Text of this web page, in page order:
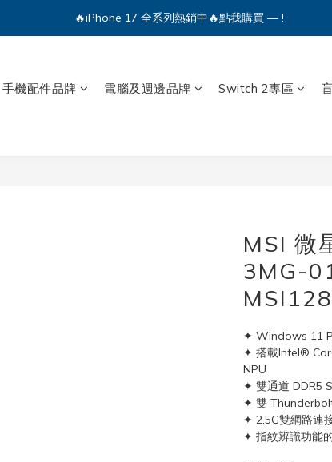
🔥iPhone 17 全系列熱銷中🔥點我購買 — !
💕加入Q哥 Line 新好友領優惠券！🎫
手機配件品牌 電腦及週邊品牌 Switch 2專區
MSI 微
3MG-
✦ Windows 11
✦ 搭載Intel®
NPU
✦ 雙通道 DDR5
✦ 雙
✦ 2.5G雙網路連
✦ 指紋辨識功能